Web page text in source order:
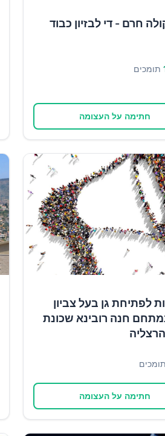
חרם - די לבזיון כבוד
תומכים
חתימה על העצומה
לפתיחת גן בעל צביון
חנה רובינא שכונת
תומכים
חתימה על העצומה